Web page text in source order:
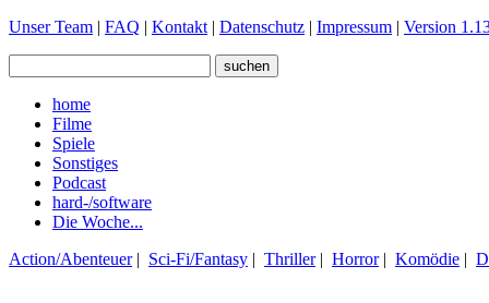
Unser Team | FAQ | Kontakt | Datenschutz | Impressum | Version
home
Filme
Spiele
Sonstiges
Podcast
hard-/software
Die Woche...
Action/Abenteuer| Sci-Fi/Fantasy | Thriller| Horror| Komödie |